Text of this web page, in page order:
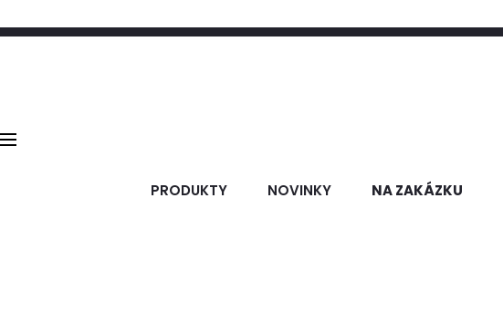
PRODUKTY NOVINKY NA ZAKÁZKU